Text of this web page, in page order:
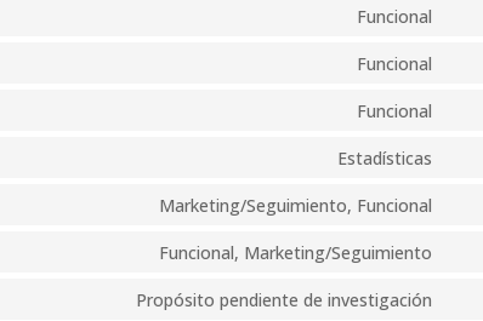
Funcional
Funcional
Funcional
Estadísticas
Marketing/Seguimiento, Funcional
Funcional, Marketing/Seguimiento
Propósito pendiente de investigación